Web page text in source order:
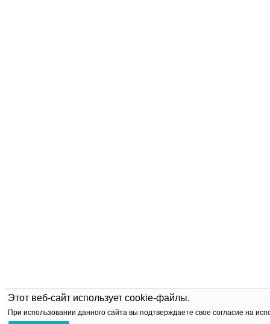
Этот веб-сайт использует cookie-файлы.
При использовании данного сайта вы подтверждаете свое согласие на